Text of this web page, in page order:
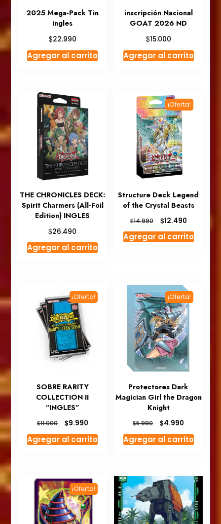
2025 Mega-Pack Tin
ingles
$22.990
Agregar al carrito
inscripción Nacional
GOAT 2026 ND
$15.000
Agregar al carrito
THE CHRONICLES DECK:
Spirit Charmers (All-Foil
Edition) INGLES
$26.490
Agregar al carrito
¡Oferta!
Structure Deck Legend
of the Crystal Beasts
$14.990
precio
original
$12.490El
precio
actual
Agregar al carrito
¡Oferta!
SOBRE RARITY
COLLECTION II
“INGLES”
$11.000
precio
original
$9.990El
precio
actual
Agregar al carrito
¡Oferta!
Protectores Dark
Magician Girl the Dragon
Knight
$5.990
El
precio
original
$4.990
precio
actual
Agregar al carrito
¡Oferta!